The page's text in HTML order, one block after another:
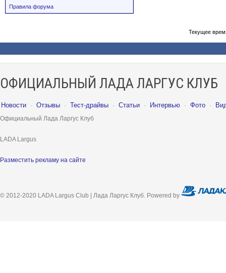
Правила форума
Текущее
ОФИЦИАЛЬНЫЙ ЛАДА ЛАРГУС КЛУБ
Новости · Отзывы · Тест-драйвы · Статьи · Интервью · Фото ·
Официальный Лада Ларгус Клуб
LADA Largus
Разместить рекламу на сайте
© 2012-2020 LADA Largus Club | Лада Ларгус Клуб. Powered by